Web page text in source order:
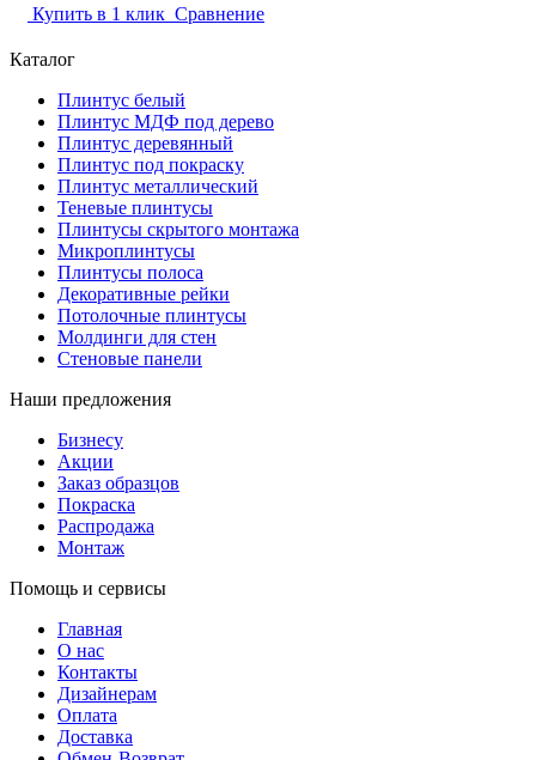
Купить в 1 клик Сравнение
Каталог
Плинтус белый
Плинтус МДФ под дерево
Плинтус деревянный
Плинтус под покраску
Плинтус металлический
Теневые плинтусы
Плинтусы скрытого монтажа
Микроплинтусы
Плинтусы полоса
Декоративные рейки
Потолочные плинтусы
Молдинги для стен
Стеновые панели
Наши предложения
Бизнесу
Акции
Заказ образцов
Покраска
Распродажа
Монтаж
Помощь и сервисы
Главная
О нас
Контакты
Дизайнерам
Оплата
Доставка